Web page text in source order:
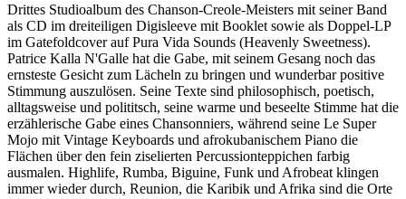
Drittes Studioalbum des Chanson-Creole-Meisters mit seiner Band
als CD im dreiteiligen Digisleeve mit Booklet sowie als Doppel-LP
im Gatefoldcover auf Pura Vida Sounds (Heavenly Sweetness).
Patrice Kalla N'Galle hat die Gabe, mit seinem Gesang noch das
ernsteste Gesicht zum Lächeln zu bringen und wunderbar positive
Stimmung auszulösen. Seine Texte sind philosophisch, poetisch,
alltagsweise und polititsch, seine warme und beseelte Stimme hat die
erzählerische Gabe eines Chansonniers, während seine Le Super
Mojo mit Vintage Keyboards und afrokubanischem Piano die
Flächen über den fein ziselierten Percussionteppichen farbig
ausmalen. Highlife, Rumba, Biguine, Funk und Afrobeat klingen
immer wieder durch, Reunion, die Karibik und Afrika sind die Orte